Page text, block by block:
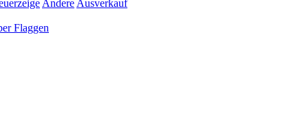
Andere Ausverkauf
Flaggen